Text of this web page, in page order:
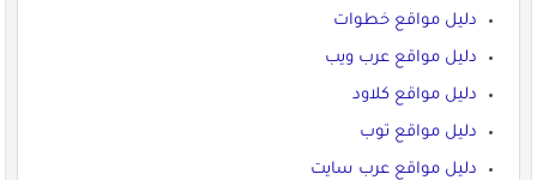
دليل مواقع خطوات
دليل مواقع عرب ويب
دليل مواقع كلاود
دليل مواقع توب
دليل مواقع عرب سايت